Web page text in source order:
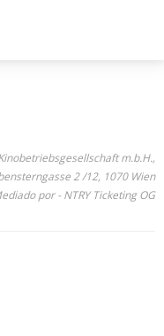
m.b.H.,
2 /12, 1070 Wien
por - NTRY Ticketing OG